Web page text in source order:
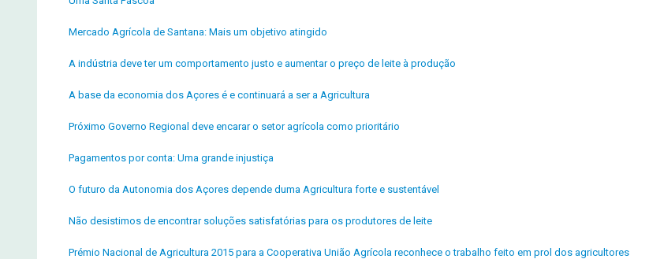
Mercado Agrícola de Santana: Mais um objetivo atingido
A indústria deve ter um comportamento justo e aumentar o preço de leite à produção
A base da economia dos Açores é e continuará a ser a Agricultura
Próximo Governo Regional deve encarar o setor agrícola como prioritário
Pagamentos por conta: Uma grande injustiça
O futuro da Autonomia dos Açores depende duma Agricultura forte e sustentável
Não desistimos de encontrar soluções satisfatórias para os produtores de leite
Prémio Nacional de Agricultura 2015 para a Cooperativa União Agrícola reconhece o trabalho feito em prol dos agricultores